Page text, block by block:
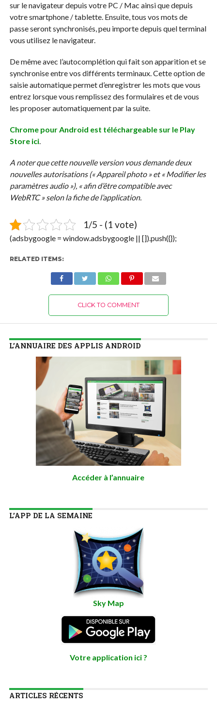
sur le navigateur depuis votre PC / Mac ainsi que depuis
votre smartphone / tablette. Ensuite, tous vos mots de
passe seront synchronisés, peu importe depuis quel terminal
vous utilisez le navigateur.
De même avec l’autocomplétion qui fait son apparition et se
synchronise entre vos différents terminaux. Cette option de
saisie automatique permet d’enregistrer les mots que vous
entrez lorsque vous remplissez des formulaires et de vous
les proposer automatiquement par la suite.
Chrome pour Android est téléchargeable sur le Play
Store ici.
A noter que cette nouvelle version vous demande deux
nouvelles autorisations (« Appareil photo » et « Modifier les
paramètres audio »), « afin d’être compatible avec
WebRTC » selon la fiche de l’application.
1/5 - (1 vote)
(adsbygoogle = window.adsbygoogle || []).push({});
RELATED ITEMS:
CLICK TO COMMENT
L’ANNUAIRE DES APPLIS ANDROID
Accéder à l’annuaire
L’APP DE LA SEMAINE
Sky Map
Votre application ici ?
ARTICLES RÉCENTS